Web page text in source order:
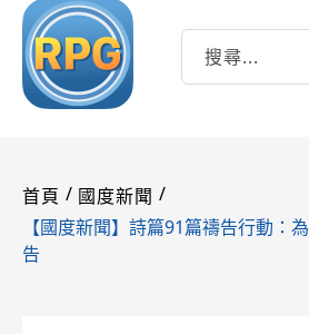
首頁 / 國度新聞 /
【國度新聞】詩篇91篇禱告行動：
告